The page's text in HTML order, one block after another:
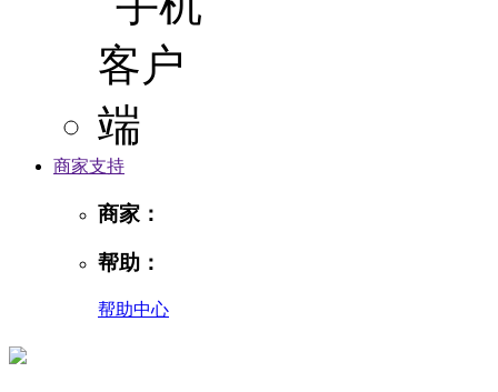
商家支持
商家：
帮助：
帮助中心